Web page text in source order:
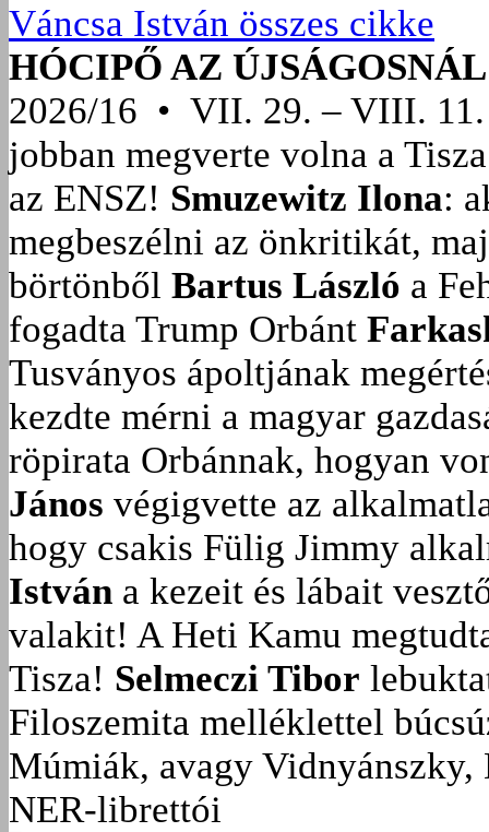
Váncsa István összes cikke
HÓCIPŐ AZ ÚJSÁGOSNÁL
2026/16 • VII. 29. – VIII. 11.
jobban megverte volna a
az ENSZ! Smuzewitz Ilona:
megbeszélni az önkritikát,
börtönből Bartus László a
fogadta Trump Orbánt
Tusványos ápoltjának
kezdte mérni a magyar
röpirata Orbánnak, hogyan
János végigvette az
hogy csakis Fülig Jimmy
István a kezeit és lábait
valakit! A Heti Kamu
Tisza! Selmeczi Tibor
Filoszemita melléklettel
Múmiák, avagy Vidnyánszky,
NER-librettói